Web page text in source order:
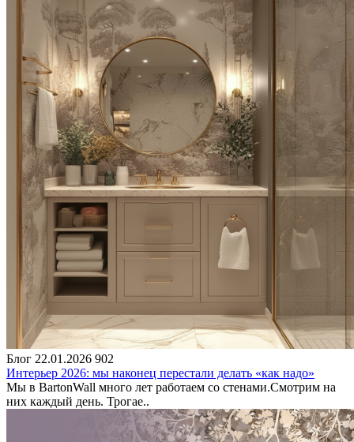
Блог 22.01.2026 902
Интерьер 2026: мы наконец перестали делать «как надо»
Мы в BartonWall много лет работаем со стенами.Смотрим на
них каждый день. Трогае..